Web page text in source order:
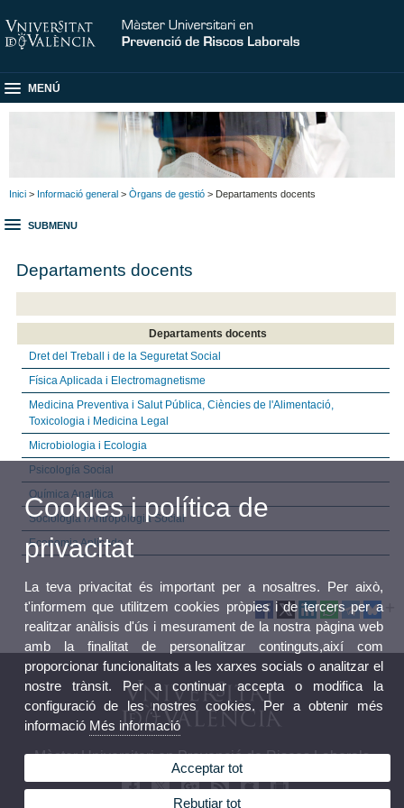
MENÚ
Inici > Informació general > Òrgans de gestió > Departaments docents
SUBMENU
Departaments docents
Departaments docents
Dret del Treball i de la Seguretat Social
Física Aplicada i Electromagnetisme
Medicina Preventiva i Salut Pública, Ciències de l'Alimentació,
Toxicologia i Medicina Legal
Microbiologia i Ecologia
Psicología Social
Química Analítica
Sociologia i Antropologia Social
Economia Aplicada
Màster Universitari en Prevenció de Riscos Laborals
Cookies i política de
privacitat
La teva privacitat és important per a nosaltres. Per això,
t'informem que utilitzem cookies pròpies i de tercers per a
realitzar anàlisis d'ús i mesurament de la nostra pàgina web
amb la finalitat de personalitzar continguts,així com
proporcionar funcionalitats a les xarxes socials o analitzar el
nostre trànsit. Per a continuar accepta o modifica la
configuració de les nostres cookies. Per a obtenir més
informació Més informació
Acceptar tot
Rebutjar tot